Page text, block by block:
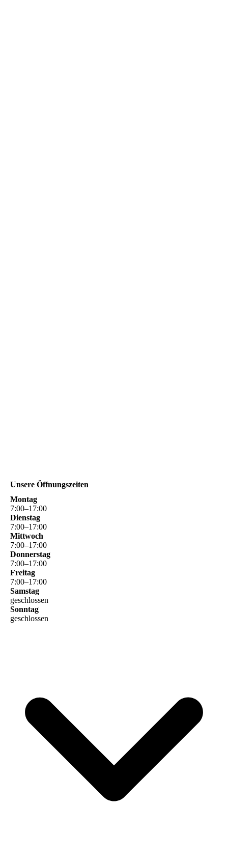
Unsere Öffnungszeiten
Montag
7:00–17:00
Dienstag
7:00–17:00
Mittwoch
7:00–17:00
Donnerstag
7:00–17:00
Freitag
7:00–17:00
Samstag
geschlossen
Sonntag
geschlossen